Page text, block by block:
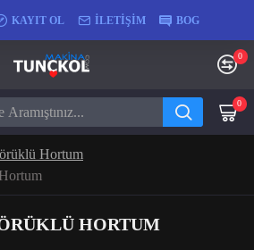
KAYIT OL İLETIŞIM BOG
0
0
Hortum
HORTUM